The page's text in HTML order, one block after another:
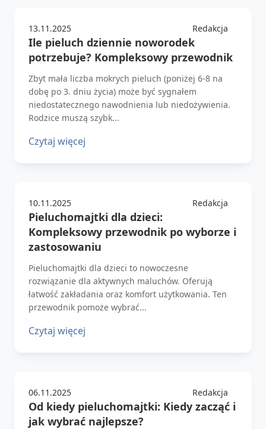
13.11.2025 Redakcja
Ile pieluch dziennie noworodek
potrzebuje? Kompleksowy przewodnik
Zbyt mała liczba mokrych pieluch (poniżej 6-8 na
dobę po 3. dniu życia) może być sygnałem
niedostatecznego nawodnienia lub niedożywienia.
Rodzice muszą szybk...
Czytaj więcej
10.11.2025 Redakcja
Pieluchomajtki dla dzieci:
Kompleksowy przewodnik po wyborze i
zastosowaniu
Pieluchomajtki dla dzieci to nowoczesne
rozwiązanie dla aktywnych maluchów. Oferują
łatwość zakładania oraz komfort użytkowania. Ten
przewodnik pomoże wybrać...
Czytaj więcej
06.11.2025 Redakcja
Od kiedy pieluchomajtki: Kiedy zacząć i
jak wybrać najlepsze?